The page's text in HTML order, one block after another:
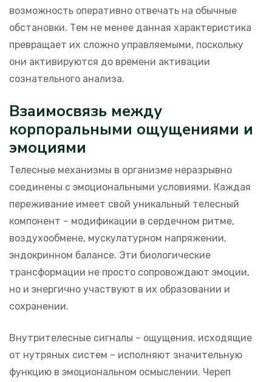
возможность оперативно отвечать на обычные
обстановки. Тем не менее данная характеристика
превращает их сложно управляемыми, поскольку
они активируются до времени активации
сознательного анализа.
Взаимосвязь между
корпоральными ощущениями и
эмоциями
Телесные механизмы в организме неразрывно
соединены с эмоциональными условиями. Каждая
переживание имеет свой уникальный телесный
компонент – модификации в сердечном ритме,
воздухообмене, мускулатурном напряжении,
эндокринном балансе. Эти биологические
трансформации не просто сопровождают эмоции,
но и энергично участвуют в их образовании и
сохранении.
Внутрителесные сигналы – ощущения, исходящие
от нутряных систем – исполняют значительную
функцию в эмоциональном осмыслении. Череп